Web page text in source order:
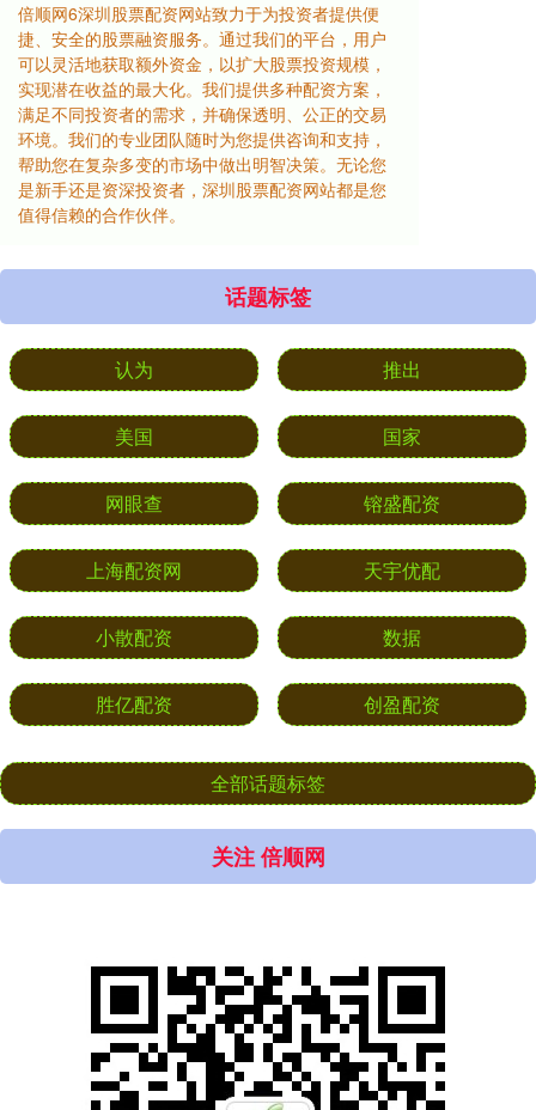
倍顺网6深圳股票配资网站致力于为投资者提供便
捷、安全的股票融资服务。通过我们的平台，用户
可以灵活地获取额外资金，以扩大股票投资规模，
实现潜在收益的最大化。我们提供多种配资方案，
满足不同投资者的需求，并确保透明、公正的交易
环境。我们的专业团队随时为您提供咨询和支持，
帮助您在复杂多变的市场中做出明智决策。无论您
是新手还是资深投资者，深圳股票配资网站都是您
值得信赖的合作伙伴。
话题标签
认为 推出
美国 国家
网眼查 镕盛配资
上海配资网 天宇优配
小散配资 数据
胜亿配资 创盈配资
全部话题标签
关注 倍顺网